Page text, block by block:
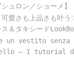
ュロン／ショーメ】
可愛さも上品さも叶う
＆タキシード
un vestito senza
– I tutorial